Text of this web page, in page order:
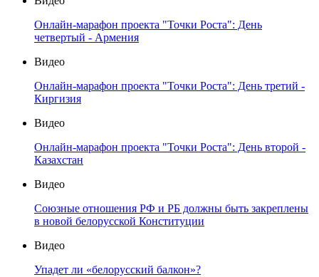
Онлайн-марафон проекта "Точки Роста": День
четвертый - Армения
Видео
Онлайн-марафон проекта "Точки Роста": День третий -
Киргизия
Видео
Онлайн-марафон проекта "Точки Роста": День второй -
Казахстан
Видео
Союзные отношения РФ и РБ должны быть закреплены
в новой белорусской Конституции
Видео
Упадет ли «белорусский балкон»?